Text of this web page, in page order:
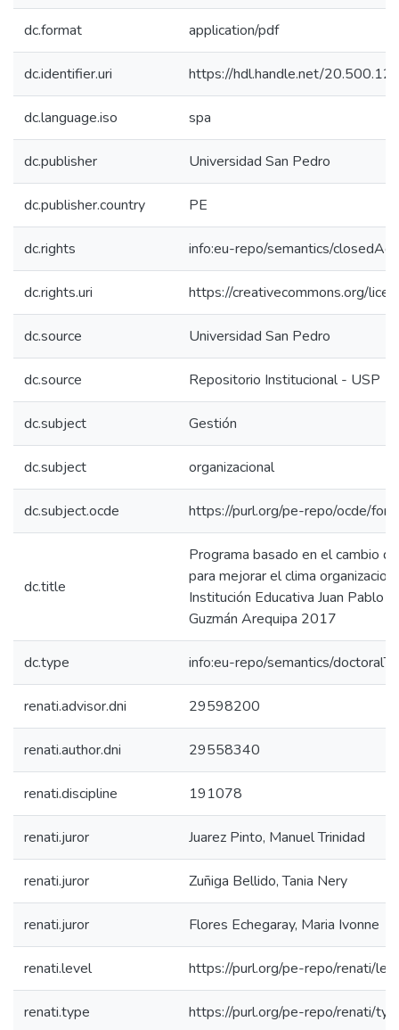
dc.format application/pdf
dc.identifier.uri https://hdl.handle.net/
dc.language.iso spa
dc.publisher Universidad San Pedro
dc.publisher.country PE
dc.rights info:eu-repo/semantics/
dc.rights.uri https://creativecommons.org/
dc.source Universidad San Pedro
dc.source Repositorio Institucional - USP
dc.subject Gestión
dc.subject organizacional
dc.subject.ocde https://purl.org/pe-repo/ocde/
dc.title
Programa basado en el cambio
para mejorar el clima
Institución Educativa Juan Pablo
Guzmán Arequipa 2017
dc.type info:eu-repo/semantics/
renati.advisor.dni 29598200
renati.author.dni 29558340
renati.discipline 191078
renati.juror Juarez Pinto, Manuel Trinidad
renati.juror Zuñiga Bellido, Tania Nery
renati.juror Flores Echegaray, Maria Ivonne
renati.level https://purl.org/pe-repo/renati/
renati.type https://purl.org/pe-repo/renati/